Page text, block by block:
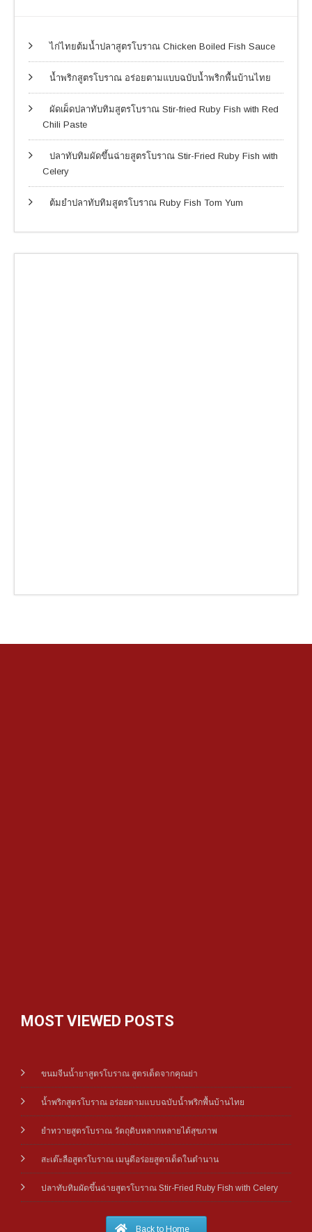
ไก่ไทยต้มน้ำปลาสูตรโบราณ Chicken Boiled Fish Sauce
น้ำพริกสูตรโบราณ อร่อยตามแบบฉบับน้ำพริกพื้นบ้านไทย
ผัดเผ็ดปลาทับทิมสูตรโบราณ Stir-fried Ruby Fish with Red
Chili Paste
ปลาทับทิมผัดขึ้นฉ่ายสูตรโบราณ Stir-Fried Ruby Fish with
Celery
ต้มยำปลาทับทิมสูตรโบราณ Ruby Fish Tom Yum
MOST VIEWED POSTS
ขนมจีนน้ำยาสูตรโบราณ สูตรเด็ดจากคุณย่า
น้ำพริกสูตรโบราณ อร่อยตามแบบฉบับน้ำพริกพื้นบ้านไทย
ยำทวายสูตรโบราณ วัตถุดิบหลากหลายได้สุขภาพ
สะเต๊ะลือสูตรโบราณ เมนูดีอร่อยสูตรเด็ดในตำนาน
ปลาทับทิมผัดขึ้นฉ่ายสูตรโบราณ Stir-Fried Ruby Fish with Celery
Back to Home